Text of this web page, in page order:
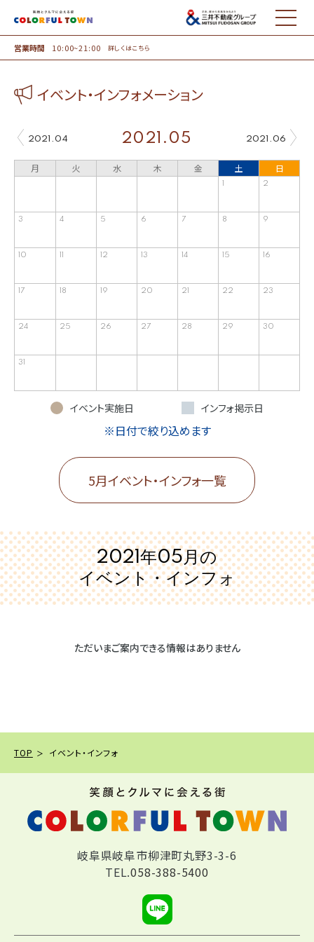
MENU
営業時間 10:00~21:00 詳しくはこちら
イベント・インフォメーション
2021.04 2021.06
2021.05
月 火 水 木 金 土 日
1 2
3 4 5 6 7 8 9
10 11 12 13 14 15 16
17 18 19 20 21 22 23
24 25 26 27 28 29 30
31
イベント実施日 インフォ掲示日
※日付で絞り込めます
5月イベント・インフォ一覧
2021年05月の
イベント・インフォ
ただいまご案内できる情報はありません
TOP イベント・インフォ
岐阜県岐阜市柳津町丸野3-3-6
TEL.058-388-5400